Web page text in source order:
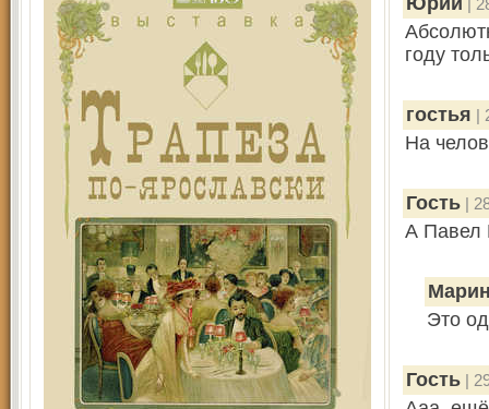
|
году
гостья |
На
Гость |
А Павел
Это
Гость |